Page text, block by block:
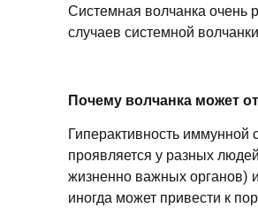
Системная волчанка очень
случаев системной
Почему волчанка может
Гиперактивность иммунной
проявляется у разных
жизненно важных органов)
иногда может привести к